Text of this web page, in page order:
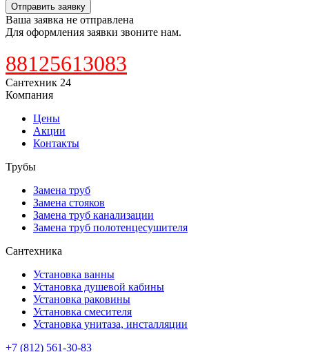
Отправить заявку
Ваша заявка не отправлена
Для оформления заявки звоните нам.
88125613083
Сантехник 24
Компания
Цены
Акции
Контакты
Трубы
Замена труб
Замена стояков
Замена труб канализации
Замена труб полотенцесушителя
Сантехника
Установка ванны
Установка душевой кабины
Установка раковины
Установка смесителя
Установка унитаза, инсталляции
+7 (812) 561-30-83